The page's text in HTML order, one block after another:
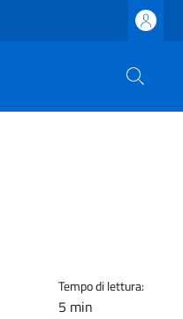
Tempo di lettura:
5 min